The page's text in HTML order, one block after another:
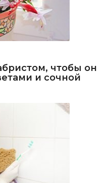
чтобы он
и сочной